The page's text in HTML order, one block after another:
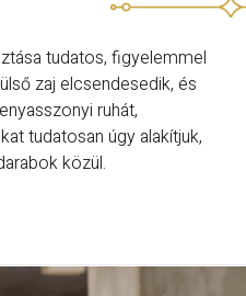
tudatos, figyelemmel
zaj elcsendesedik, és
ruhát,
tudatosan úgy alakítjuk,
közül.